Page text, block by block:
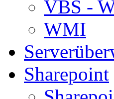
VBS -
WMI
Sharepoint